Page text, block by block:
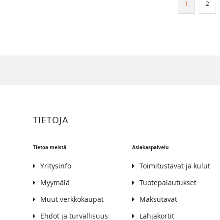
You're
1 Sivu
2
TIETOJA
Tietoa meistä
Yritysinfo
Myymälä
Muut verkkokaupat
Ehdot ja turvallisuus
Asiakaspalvelu
Toimitustavat ja kulut
Tuotepalautukset
Maksutavat
Lahjakortit